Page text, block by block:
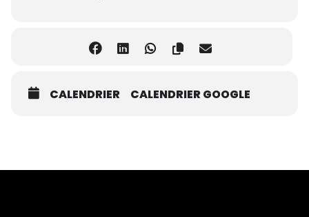
CALENDRIER CALENDRIER GOOGLE